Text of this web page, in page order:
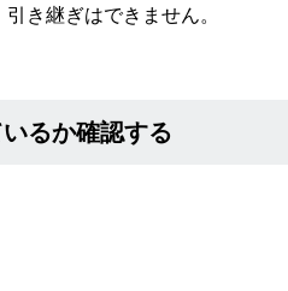
き継ぎはできません。
るか確認する